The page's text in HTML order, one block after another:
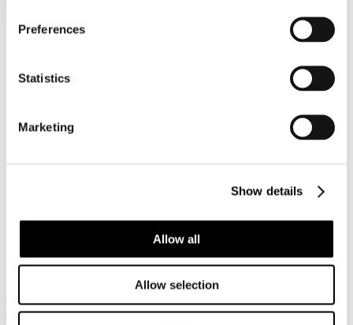
Preferences
Statistics
Marketing
Show details
Allow all
Allow selection
Ricordami
Login
Risparmia con le nostre convenzioni